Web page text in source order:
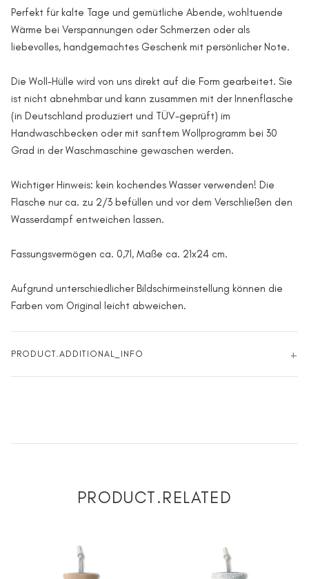
Perfekt für kalte Tage und gemütliche Abende, wohltuende
Wärme bei Verspannungen oder Schmerzen oder als
liebevolles, handgemachtes Geschenk mit persönlicher Note.
Die Woll-Hülle wird von uns direkt auf die Form gearbeitet. Sie
ist nicht abnehmbar und kann zusammen mit der Innenflasche
(in Deutschland produziert und TÜV-geprüft) im
Handwaschbecken oder mit sanftem Wollprogramm bei 30
Grad in der Waschmaschine gewaschen werden.
Wichtiger Hinweis: kein kochendes Wasser verwenden! Die
Flasche nur ca. zu 2/3 befüllen und vor dem Verschließen den
Wasserdampf entweichen lassen.
Fassungsvermögen ca. 0,7l, Maße ca. 21x24 cm.
Aufgrund unterschiedlicher Bildschirmeinstellung können die
Farben vom Original leicht abweichen.
PRODUCT.ADDITIONAL_INFO
PRODUCT.RELATED